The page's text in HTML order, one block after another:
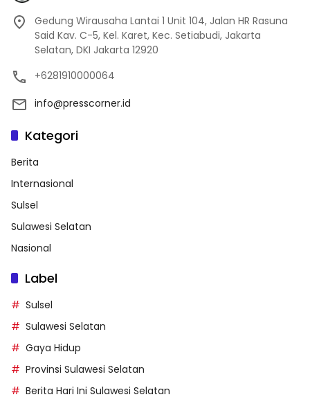
Gedung Wirausaha Lantai 1 Unit 104, Jalan HR Rasuna
Said Kav. C-5, Kel. Karet, Kec. Setiabudi, Jakarta
Selatan, DKI Jakarta 12920
+6281910000064
info@presscorner.id
Kategori
Berita
Internasional
Sulsel
Sulawesi Selatan
Nasional
Label
Sulsel
Sulawesi Selatan
Gaya Hidup
Provinsi Sulawesi Selatan
Berita Hari Ini Sulawesi Selatan